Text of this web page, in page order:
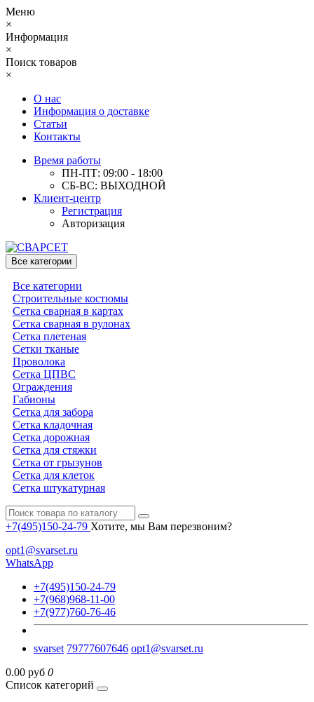
Меню
×
Информация
×
Поиск товаров
×
О нас
Информация о доставке
Статьи
Контакты
Время работы
ПН-ПТ: 09:00 - 18:00
СБ-ВС: ВЫХОДНОЙ
Клиент-центр
Регистрация
Авторизация
Все категории
Все категории
Строительные костюмы
Сетка сварная в картах
Сетка сварная в рулонах
Сетка плетеная
Сетки тканые
Проволока
Сетка ЦПВС
Ограждения
Габионы
Сетка для забора
Сетка кладочная
Сетка дорожная
Сетка для стяжки
Сетка от грызунов
Сетка для клеток
Сетка штукатурная
+7(495)150-24-79 Хотите, мы Вам перезвоним?
opt1@svarset.ru
WhatsApp
+7(495)150-24-79
+7(968)968-11-00
+7(977)760-76-46
svarset 79777607646 opt1@svarset.ru
0.00 руб 0
Список категорий